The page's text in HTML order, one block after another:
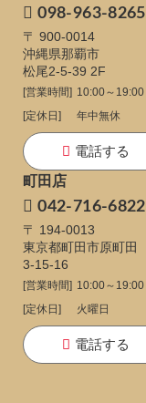
098-963-8265
〒 900-0014
沖縄県那覇市
松尾2-5-39 2F
[営業時間] 10:00～19:00
[定休日]
年中無休
電話する
町田店
042-716-6822
〒 194-0013
東京都町田市原町田
3-15-16
[営業時間] 10:00～19:00
[定休日]
火曜日
電話する